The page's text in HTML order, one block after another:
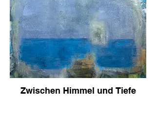
Im Zentrum des Gemäldes ist eine Szene
zu sehen, die an das berühmte Beatles-
Albumcover "Abbey Road" erinnert.
Menschen überqueren einen
Zebrastreifen, eine Szene, die in ihrer
Alltäglichkeit eine tiefe Symbolkraft besitzt.
Sie verkörpert den Rhythmus des
städtischen Lebens, die Interaktion von
Menschen und die Harmonie des
Zwischen Himmel und Tiefe